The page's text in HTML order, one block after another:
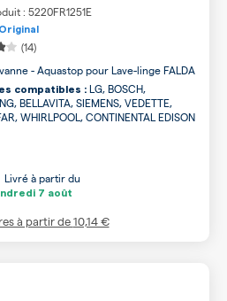
: 5220FR1251E
Original
(14)
- Aquastop pour Lave-linge FALDA
compatibles : LG, BOSCH,
BELLAVITA, SIEMENS, VEDETTE,
WHIRLPOOL, CONTINENTAL EDISON
Livré à partir du
7 août
à partir de10,14 €